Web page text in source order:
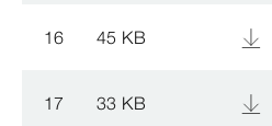
16 45 KB
17 33 KB